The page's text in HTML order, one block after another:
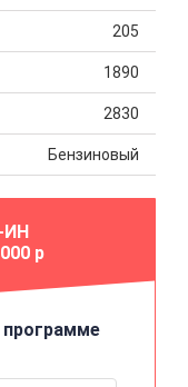
205
1890
2830
Бензиновый
ИН
р
программе